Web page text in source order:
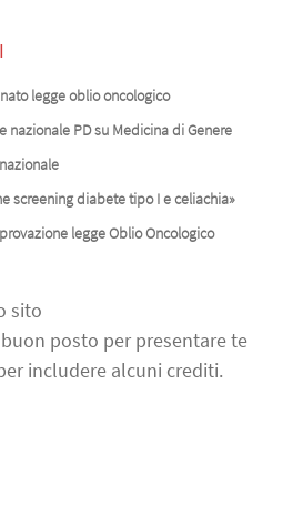
legge oblio oncologico
PD su Medicina di Genere
screening diabete tipo I e celiachia»
legge Oblio Oncologico
sito
posto per presentare te
includere alcuni crediti.